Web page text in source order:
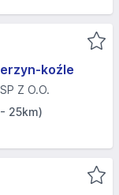
koźle
Z O.O.
25km)